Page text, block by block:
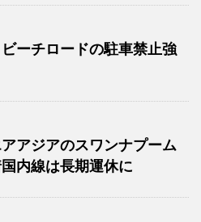
ーチロードの駐車禁止強
アジアのスワンナプーム
内線は長期運休に